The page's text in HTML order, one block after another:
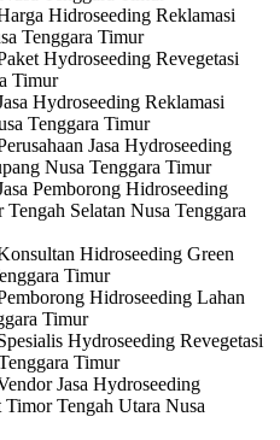
Hidroseeding Reklamasi
Tenggara Timur
Hydroseeding Revegetasi
Timur
Hydroseeding Reklamasi
Tenggara Timur
Jasa Hydroseeding
Nusa Tenggara Timur
Pemborong Hidroseeding
Selatan Nusa Tenggara
Hidroseeding Green
Timur
Hidroseeding Lahan
Timur
Hydroseeding Revegetasi
Timur
Jasa Hydroseeding
Timor Tengah Utara Nusa